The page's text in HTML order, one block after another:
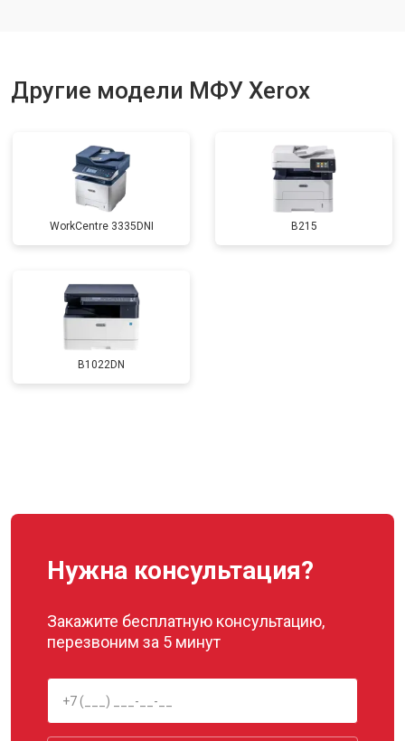
Другие модели МФУ Xerox
WorkCentre 3335DNI B215
B1022DN
Нужна консультация?
Закажите бесплатную консультацию,
перезвоним за 5 минут